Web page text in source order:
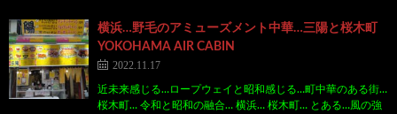
横浜…野毛のアミューズメント中華…三陽と桜木町
YOKOHAMA AIR CABIN
2022.11.17
近未来感じる…ロープウェイと昭和感じる…町中華のある街…
桜木町… 令和と昭和の融合… 横浜… 桜木町… とある…風の強